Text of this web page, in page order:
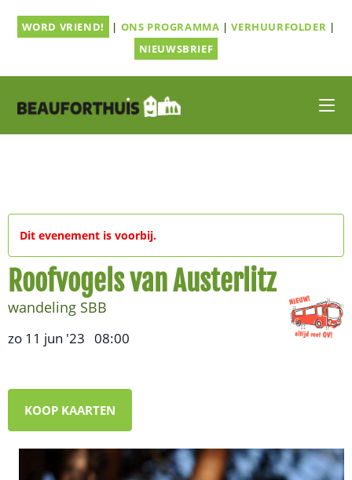
naarWORD VRIEND! | ONS PROGRAMMA |VERHUURFOLDER |
NIEUWSBRIEF
Dit evenement is voorbij.
Roofvogels van Austerlitz
wandeling SBB
zo 11 jun '23 08:00
KOOP KAARTEN